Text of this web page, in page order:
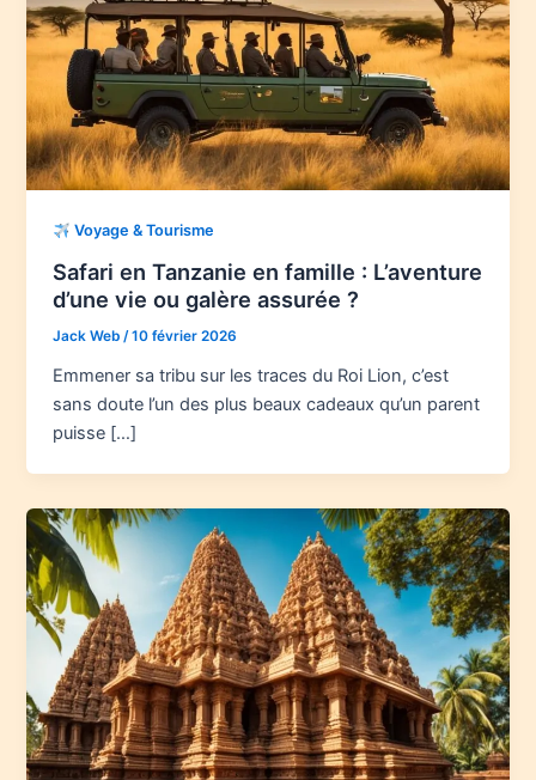
Voyage & Tourisme
Safari en Tanzanie en famille : L’aventure
d’une vie ou galère assurée ?
Jack Web/10 février 2026
Emmener sa tribu sur les traces du Roi Lion, c’est
sans doute l’un des plus beaux cadeaux qu’un parent
puisse […]